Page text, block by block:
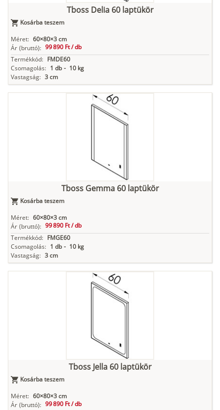
Tboss Delia 60 laptükör
Kosárba teszem
Méret: 60×80×3 cm
Ár (bruttó): 99 890 Ft /db
Termékkód: FMDE60
Csomagolás: 1 db - 10 kg
Vastagság: 3 cm
Tboss Gemma 60 laptükör
Kosárba teszem
Méret: 60×80×3 cm
Ár (bruttó): 99 890 Ft /db
Termékkód: FMGE60
Csomagolás: 1 db - 10 kg
Vastagság: 3 cm
Tboss Jella 60 laptükör
Kosárba teszem
Méret: 60×80×3 cm
Ár (bruttó): 99 890 Ft /db